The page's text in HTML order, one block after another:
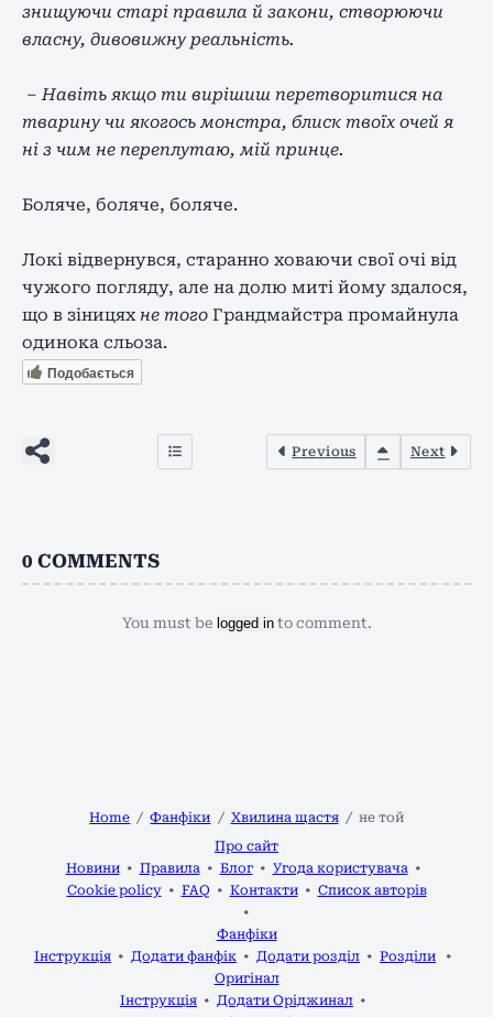
знищуючи старі правила й закони, створюючи
власну, дивовижну реальність.
– Навіть якщо ти вирішиш перетворитися на
тварину чи якогось монстра, блиск твоїх очей я
ні з чим не переплутаю, мій принце.
Боляче, боляче, боляче.
Локі відвернувся, старанно ховаючи свої очі від
чужого погляду, але на долю миті йому здалося,
що в зіницях не того Грандмайстра промайнула
одинока сльоза.
Подобається
Previous Next
0 COMMENTS
You must be logged into comment.
Home Фанфіки Хвилина щастя
не той
Про сайт
Новини
Правила Блог
Угода користувача
Cookie policy
FAQ Контакти Список авторів
Фанфіки
Інструкція
Додати фанфік Додати розділ
Розділи
Оригінал
Інструкція
Додати Оріджинал